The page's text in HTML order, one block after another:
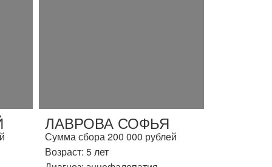
ЛАВРОВА СОФЬЯ
Сумма сбора 200 000 рублей
Возраст: 5 лет